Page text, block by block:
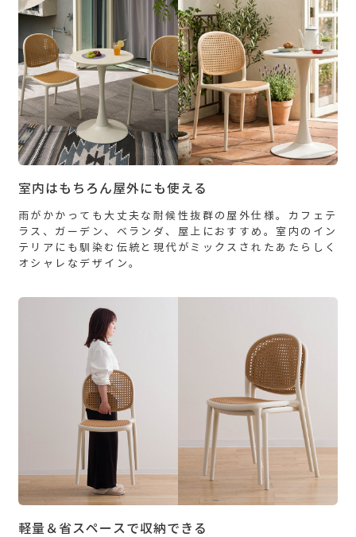
室内はもちろん屋外にも使える
雨がかかっても大丈夫な耐候性抜群の屋外仕様。カフェテ
ラス、ガーデン、ベランダ、屋上におすすめ。室内のイン
テリアにも馴染む伝統と現代がミックスされたあたらしく
オシャレなデザイン。
軽量＆省スペースで収納できる